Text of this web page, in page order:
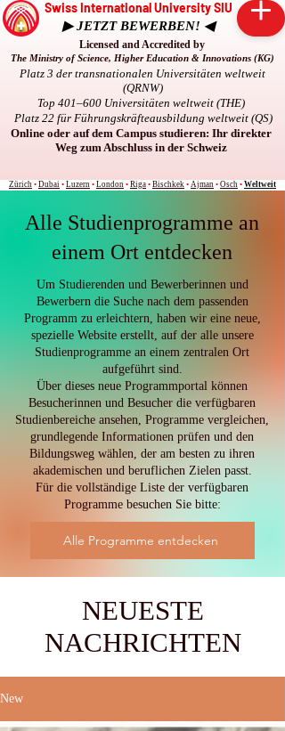
Swiss International University SIU
▶ JETZT BEWERBEN! ◀
Licensed and Accredited by
The Ministry of Science, Higher Education & Innovations (KG)
Platz 3 der transnationalen Universitäten weltweit
(QRNW)
Top 401–600 Universitäten weltweit (THE)
Platz 22 für Führungskräfteausbildung weltweit (QS)
Online oder auf dem Campus studieren: Ihr direkter
Weg zum Abschluss in der Schweiz
Zürich • Dubai • Luzern • London • Riga • Bischkek • Ajman • Osch • Weltweit
Alle Studienprogramme an
einem Ort entdecken
Um Studierenden und Bewerberinnen und
Bewerbern die Suche nach dem passenden
Programm zu erleichtern, haben wir eine neue,
spezielle Website erstellt, auf der alle unsere
Studienprogramme an einem zentralen Ort
aufgeführt sind.
Über dieses neue Programmportal können
Besucherinnen und Besucher die verfügbaren
Studienbereiche ansehen, Programme vergleichen,
grundlegende Informationen prüfen und den
Bildungsweg wählen, der am besten zu ihren
akademischen und beruflichen Zielen passt.
Für die vollständige Liste der verfügbaren
Programme besuchen Sie bitte:
Alle Programme entdecken
NEUESTE
NACHRICHTEN
New